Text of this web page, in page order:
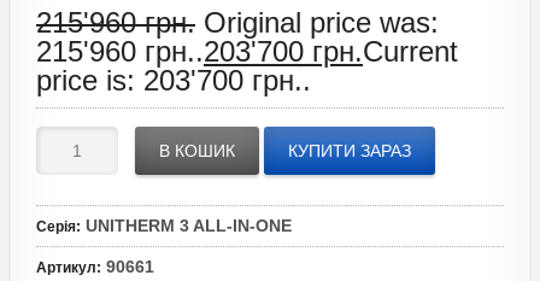
215'960грн. Original price was:
215'960 грн..203'700грн.Current
price is: 203'700 грн..
В КОШИК КУПИТИ ЗАРАЗ
Серія: UNITHERM 3 ALL-IN-ONE
Артикул: 90661